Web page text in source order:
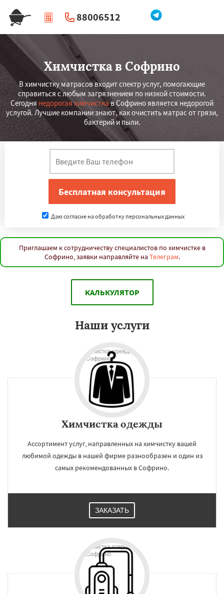
88006512
| Перезвоните мне
Химчистка в Софрино
В химчистку матрасов входит спектр услуг, помогающие
справиться с любым загрязнением по низкой стоимости.
Сегодня недорогая химчисткав Софрино является недорогой
услугой. Лучшие компании знают, как очистить матрас от грязи,
бактерий и пыли.
Даю согласие на обработку персональных данных
Приглашаем к сотрудничеству специалистов по химчистке в
Софрино, заявки направляйте на Телеграм.
КАЛЬКУЛЯТОР
Наши услуги
Химчистка одежды
Ассортимент услуг, направленных на химчистку вашей
любимой одежды в нашей фирме разнообразен и один из
самых рекомендованных в Софрино.
ЗАКАЗАТЬ